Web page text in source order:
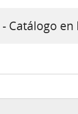
- Catálogo en